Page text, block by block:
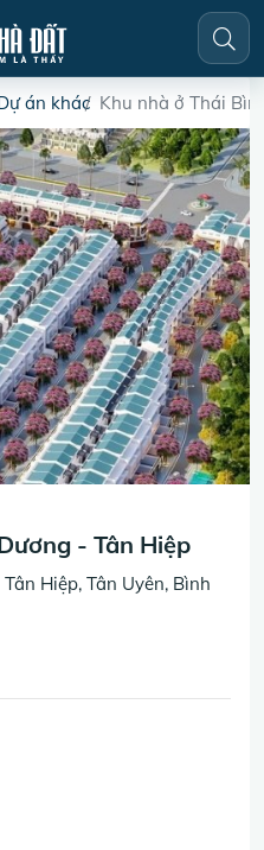
án khác Khu nhà ở Thái
- Tân Hiệp
Hiệp, Tân Uyên, Bình